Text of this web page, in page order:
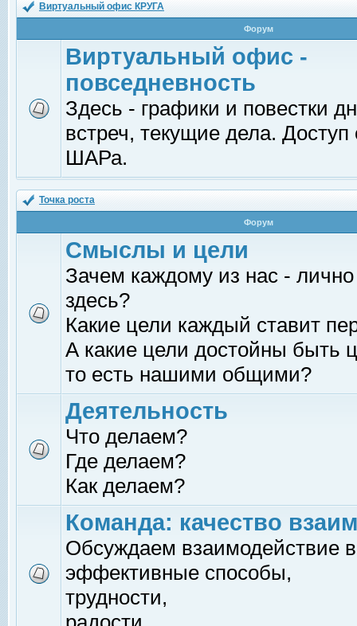
Виртуальный офис КРУГА
Форум
Виртуальный офис -
повседневность
Здесь - графики и повестки
встреч, текущие дела.
ШАРа.
Точка роста
Форум
Смыслы и цели
Зачем каждому из нас -
здесь?
Какие цели каждый ставит
А какие цели достойны быть
то есть нашими общими?
Деятельность
Что делаем?
Где делаем?
Как делаем?
Команда: качество
Обсуждаем взаимодействие
эффективные способы,
трудности,